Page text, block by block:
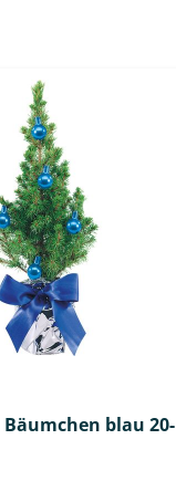
Bäumchen blau 20-